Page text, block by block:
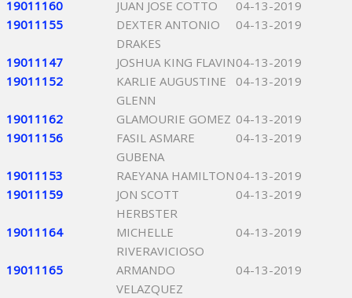
19011160 JUAN JOSE COTTO
04-13-2019
19011155
DEXTER ANTONIO
DRAKES
04-13-2019
19011147 JOSHUA KING FLAVIN04-13-2019
19011152
KARLIE AUGUSTINE
GLENN
04-13-2019
19011162 GLAMOURIE GOMEZ 04-13-2019
19011156
FASIL ASMARE
GUBENA
04-13-2019
19011153 RAEYANA HAMILTON 04-13-2019
19011159
JON SCOTT
HERBSTER
04-13-2019
19011164
MICHELLE
RIVERAVICIOSO
04-13-2019
19011165
ARMANDO
VELAZQUEZ
04-13-2019